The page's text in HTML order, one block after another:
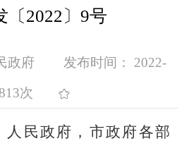
〔2022〕9号
政府 发布时间： 2022-
次
人民政府，市政府各部